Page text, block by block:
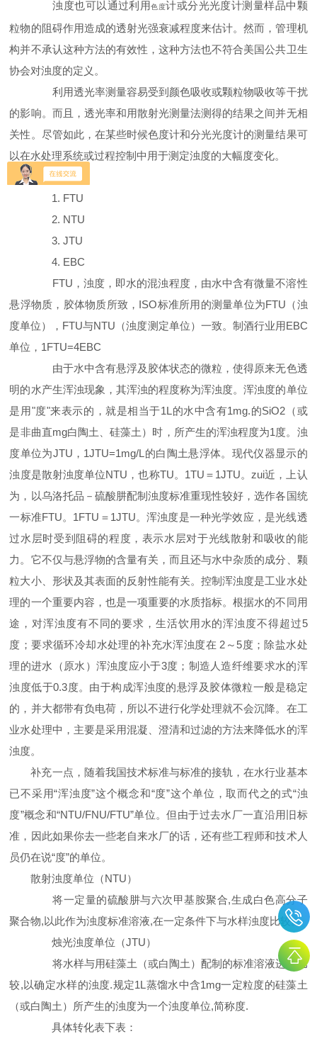
浊度也可以通过利用色度计或分光光度计测量样品中颗
粒物的阻碍作用造成的透射光强衰减程度来估计。然而，管理机
构并不承认这种方法的有效性，这种方法也不符合美国公共卫生
协会对浊度的定义。
利用透光率测量容易受到颜色吸收或颗粒物吸收等干扰
的影响。而且，透光率和用散射光测量法测得的结果之间并无相
关性。尽管如此，在某些时候色度计和分光光度计的测量结果可
以在水处理系统或过程控制中用于测定浊度的大幅度变化。
浊度单位
1. FTU
2. NTU
3. JTU
4. EBC
FTU ，浊度，即水的混浊程度，由水中含有微量不溶性
悬浮物质，胶体物质所致， ISO标准所用的测量单位为FTU （浊
度单位）， FTU与NTU （浊度测定单位）一致。制酒行业用EBC
单位， 1FTU=4EBC
由于水中含有悬浮及胶体状态的微粒，使得原来无色透
明的水产生浑浊现象，其浑浊的程度称为浑浊度。浑浊度的单位
是用"度"来表示的，就是相当于1L的水中含有1mg.的SiO2 （或
是非曲直mg白陶土、硅藻土）时，所产生的浑浊程度为1 度。浊
度单位为JTU ， 1JTU=1mg/L的白陶土悬浮体。现代仪器显示的
浊度是散射浊度单位NTU ，也称TU。 1TU ＝ 1JTU。zui近，上认
为，以乌洛托品－硫酸肼配制浊度标准重现性较好，选作各国统
一标准FTU。 1FTU ＝ 1JTU。浑浊度是一种光学效应，是光线透
过水层时受到阻碍的程度，表示水层对于光线散射和吸收的能
力。它不仅与悬浮物的含量有关，而且还与水中杂质的成分、颗
粒大小、形状及其表面的反射性能有关。控制浑浊度是工业水处
理的一个重要内容，也是一项重要的水质指标。根据水的不同用
途，对浑浊度有不同的要求，生活饮用水的浑浊度不得超过5
度；要求循环冷却水处理的补充水浑浊度在 2 ～ 5度；除盐水处
理的进水（原水）浑浊度应小于3度；制造人造纤维要求水的浑
浊度低于0.3度。由于构成浑浊度的悬浮及胶体微粒一般是稳定
的，并大都带有负电荷，所以不进行化学处理就不会沉降。在工
业水处理中，主要是采用混凝、澄清和过滤的方法来降低水的浑
浊度。
补充一点，随着我国技术标准与标准的接轨，在水行业基本
已不采用“浑浊度”这个概念和“度”这个单位，取而代之的式“浊
度”概念和“NTU/FNU/FTU”单位。但由于过去水厂一直沿用旧标
准，因此如果你去一些老自来水厂的话，还有些工程师和技术人
员仍在说“度”的单位。
散射浊度单位 （NTU）
将一定量的硫酸肼与六次甲基胺聚合,生成白色高分子
聚合物,以此作为浊度标准溶液,在一定条件下与水样浊度比较。
烛光浊度单位 （JTU）
将水样与用硅藻土
（或白陶土 ）配制的标准溶液进行比
较,以确定水样的浊度.规定1L蒸馏水中含1mg一定粒度的硅藻土
（或白陶土 ） 所产生的浊度为一个浊度单位,简称度.
具体转化表下表：